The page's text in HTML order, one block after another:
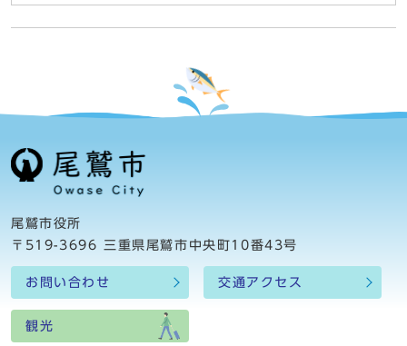
尾鷲市役所
〒519-3696 三重県尾鷲市中央町10番43号
お問い合わせ 交通アクセス
観光